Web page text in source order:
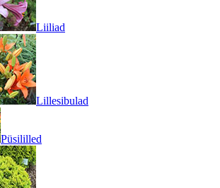
Liiliad
Lillesibulad
Püsililled